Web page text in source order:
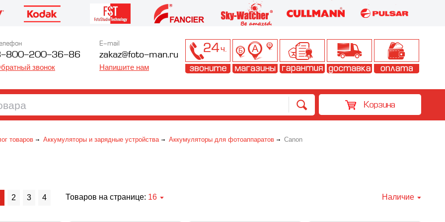
800-200-36-86
звонок
E-mail
zakaz@foto-man.ru
Напишите нам
Корзина
товаров Аккумуляторы и зарядные устройства Аккумуляторы для фотоаппаратов Canon
2 3 4 Товаров на странице: 16 Наличие